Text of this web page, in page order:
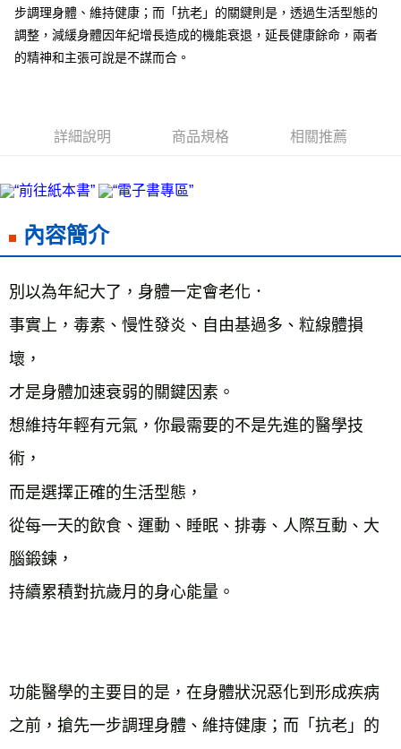
宅配
每筆NT$70，滿NT$799(含以上)免運費
數位商品離島免運
離島宅配
雜誌海外運費
數位商品海外免運 查看運費
步調理身體、維持健康；而「抗老」的關鍵則是，透過生活型態的
調整，減緩身體因年紀增長造成的機能衰退，延長健康餘命，兩者
的精神和主張可說是不謀而合。
詳細說明 商品規格 相關推薦
內容簡介
別以為年紀大了，身體一定會老化．
事實上，毒素、慢性發炎、自由基過多、粒線體損
壞，
才是身體加速衰弱的關鍵因素。
想維持年輕有元氣，你最需要的不是先進的醫學技
術，
而是選擇正確的生活型態，
從每一天的飲食、運動、睡眠、排毒、人際互動、大
腦鍛鍊，
持續累積對抗歲月的身心能量。
功能醫學的主要目的是，在身體狀況惡化到形成疾病
之前，搶先一步調理身體、維持健康；而「抗老」的